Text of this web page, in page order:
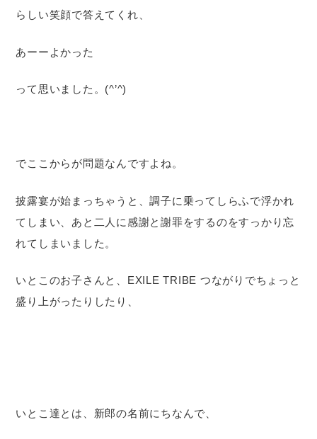
らしい笑顔で答えてくれ、
あーーよかった
って思いました。(^’^)
でここからが問題なんですよね。
披露宴が始まっちゃうと、調子に乗ってしらふで浮かれ
てしまい、あと二人に感謝と謝罪をするのをすっかり忘
れてしまいました。
いとこのお子さんと、EXILE TRIBE つながりでちょっと
盛り上がったりしたり、
いとこ達とは、新郎の名前にちなんで、